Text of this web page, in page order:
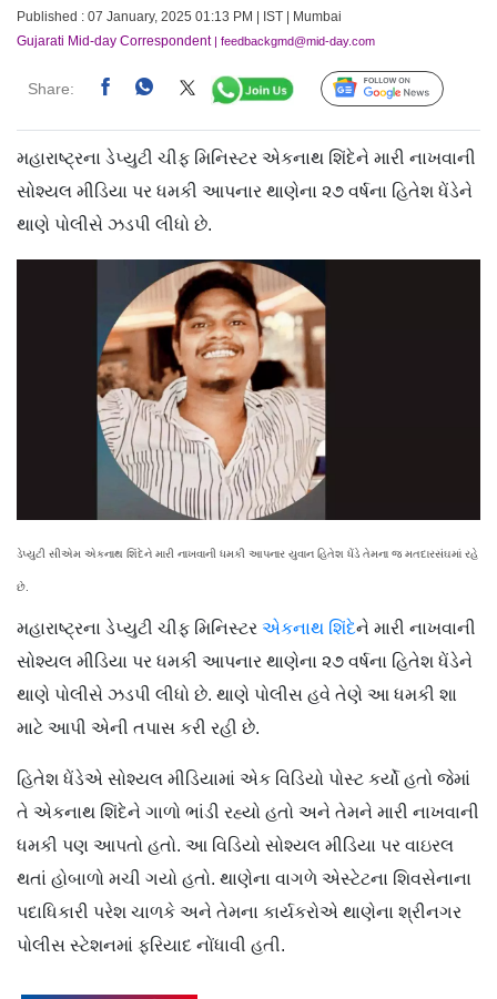
Published : 07 January, 2025 01:13 PM | IST | Mumbai
Gujarati Mid-day Correspondent| feedbackgmd@mid-day.com
Share: Follow Us
મહારાષ્ટ્રના ડેપ્યુટી ચીફ મિનિસ્ટર એકનાથ શિંદેને મારી નાખવાની
સોશ્યલ મીડિયા પર ધમકી આપનાર થાણેના ૨૭ વર્ષના હિતેશ ધેંડેને
થાણે પોલીસે ઝડપી લીધો છે.
ડેપ્યુટી સીએમ એકનાથ શિંદેને મારી નાખવાની ધમકી આપનાર યુવાન હિતેશ ધેંડે તેમના જ મતદારસંઘમાં રહે
છે.
મહારાષ્ટ્રના ડેપ્યુટી ચીફ મિનિસ્ટર એકનાથ શિંદેને મારી નાખવાની
સોશ્યલ મીડિયા પર ધમકી આપનાર થાણેના ૨૭ વર્ષના હિતેશ ધેંડેને
થાણે પોલીસે ઝડપી લીધો છે. થાણે પોલીસ હવે તેણે આ ધમકી શા
માટે આપી એની તપાસ કરી રહી છે.
હિતેશ ધેંડેએ સોશ્યલ ​મીડિયામાં એક વિડિયો પોસ્ટ કર્યો હતો જેમાં
તે એકનાથ શિંદેને ગાળો ભાંડી રહ્યો હતો અને તેમને મારી નાખવાની
ધમકી પણ આપતો હતો. આ વિડિયો સોશ્યલ મીડિયા પર વાઇરલ
થતાં હોબાળો મચી ગયો હતો. થાણેના વાગળે એસ્ટેટના શિવસેનાના
પદાધિકારી પરેશ ચાળકે અને તેમના કાર્યકરોએ થાણેના શ્રીનગર
પોલીસ સ્ટેશનમાં ફરિયાદ નોંધાવી હતી.